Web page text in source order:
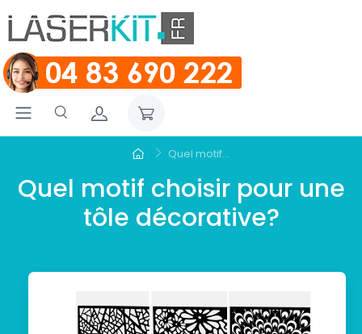
Quel motif...
Quel motif choisir pour une
tôle décorative?